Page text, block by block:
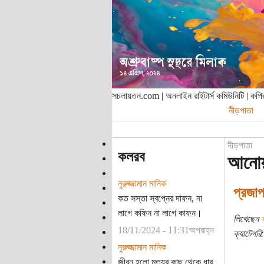
সচলায়তন.com | অনলাইন রাইটার্স কমিউনিটি |
নীড়পাতা
কলরব
নুরুজ্জামান মানিক
কত সস্তা স্বপ্নের দাফন, না
লাগে কফিন না লাগে কাফন।
18/11/2024 - 11:31অপরাহ্ন
নুরুজ্জামান মানিক
জীবন হলো মৃত্যুর কাছ থেকে ধার
নীড়পাতা
লিখেছেন
ক্যাটেগরি: